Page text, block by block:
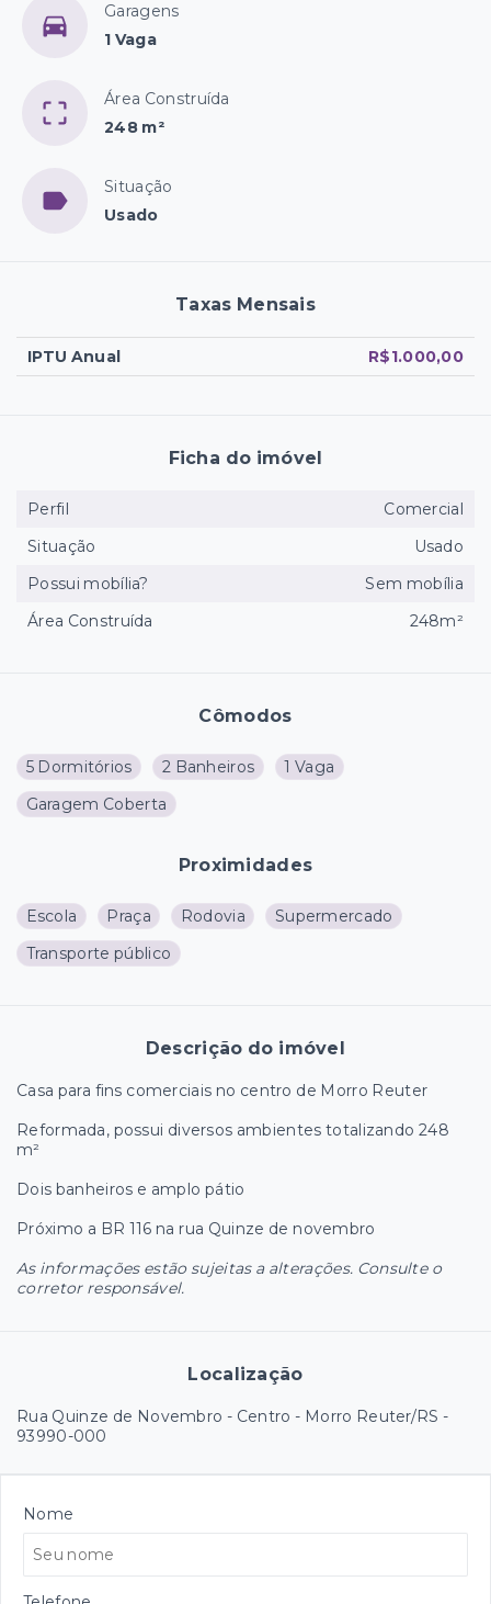
Garagens
1 Vaga
Área Construída
248 m²
Situação
Usado
Cômodos
5 Dormitórios 2 Banheiros
1 Vaga
Garagem Coberta
Proximidades
Escola Praça Rodovia
Supermercado
Transporte público
Descrição do imóvel
Casa para fins comerciais no centro de Morro Reuter
Reformada, possui diversos ambientes totalizando 248
m²
Dois banheiros e amplo pátio
Próximo a BR 116 na rua Quinze de novembro
As informações estão sujeitas a alterações. Consulte o
corretor responsável.
Localização
Rua Quinze de Novembro - Centro - Morro Reuter/RS -
93990-000
Taxas Mensais
IPTU Anual R$1.000,00
Ficha do imóvel
Perfil
Comercial
Situação
Usado
Possui mobília?
Sem mobília
Área Construída
248m²
Nome